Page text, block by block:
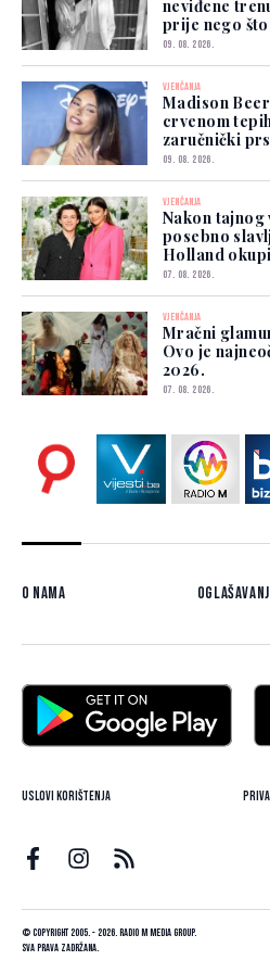
neviđene
prije nego
09. 08. 2026.
VJENČANJA
Madison
crvenom
zaručnički
09. 08. 2026.
VJENČANJA
Nakon tajnog
posebno
Holland
07. 08. 2026.
VJENČANJA
Mračni
Ovo je
2026.
07. 08. 2026.
O nama
Uslovi korištenja
© Copyright 2005. - 2026. Radio M Media Group.
Sva prava zadržana.